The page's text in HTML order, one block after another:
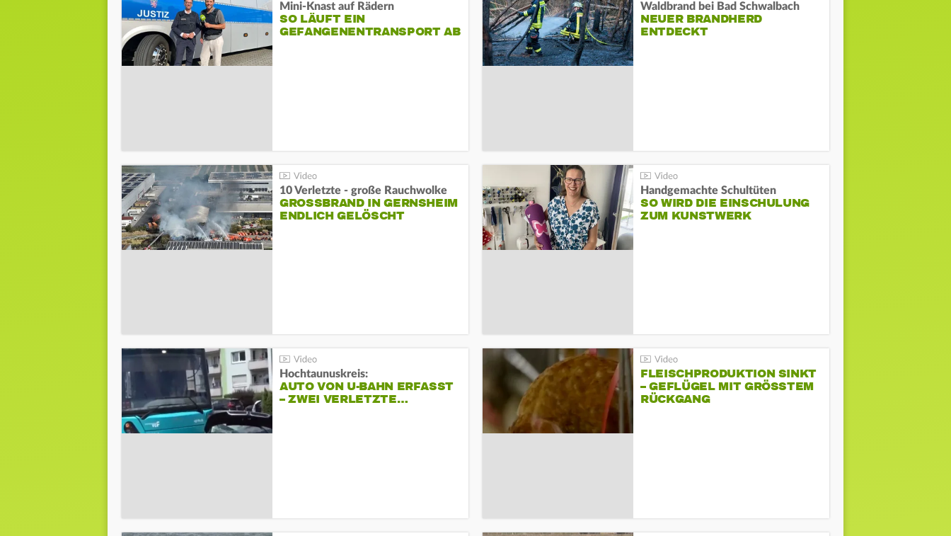
Mini-Knast auf Rädern
SO LÄUFT EIN
GEFANGENENTRANSPORT AB
Waldbrand bei Bad Schwalbach
NEUER BRANDHERD
ENTDECKT
10 Verletzte - große Rauchwolke
GROSSBRAND IN GERNSHEIM E
NDLICH GELÖSCHT
Handgemachte Schultüten
SO WIRD DIE EINSCHULUNG
ZUM KUNSTWERK
Hochtaunuskreis:
AUTO VON U-BAHN ERFASST
– ZWEI VERLETZTE…
FLEISCHPRODUKTION SINKT
– GEFLÜGEL MIT GRÖSSTEM R
ÜCKGANG